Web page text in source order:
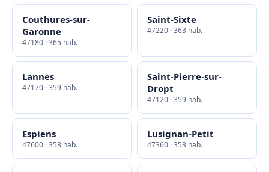
Couthures-sur-
Garonne
47180 · 365 hab.
Saint-Sixte
47220 · 363 hab.
Lannes
47170 · 359 hab.
Saint-Pierre-sur-
Dropt
47120 · 359 hab.
Espiens
47600 · 358 hab.
Lusignan-Petit
47360 · 353 hab.